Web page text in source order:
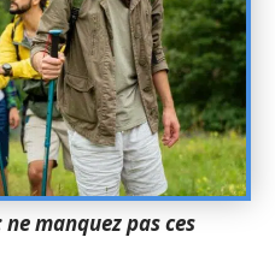
manquez pas ces